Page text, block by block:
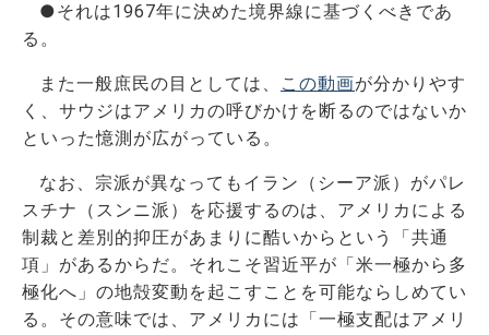
●それは1967年に決めた境界線に基づくべきであ
る。
また一般庶民の目としては、 この動画が分かりやす
く、サウジはアメリカの呼びかけを断るのではないか
といった憶測が広がっている。
なお、宗派が異なってもイラン（シーア派）がパレ
スチナ（スンニ派）を応援するのは、アメリカによる
制裁と差別的抑圧があまりに酷いからという「共通
項」があるからだ。それこそ習近平が「米一極から多
極化へ」の地殻変動を起こすことを可能ならしめてい
る。その意味では、アメリカには「一極支配はアメリ